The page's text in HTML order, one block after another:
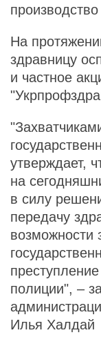
На
здравницу
и частное
утверждает,
на
в силу
передачу
возможности
полиции", –
Илья Халдай